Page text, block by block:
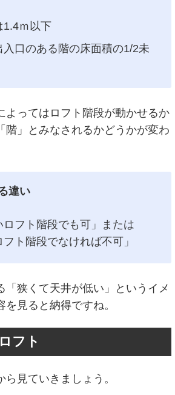
1.4ｍ以下
入口のある階の床面積の1/2未
よってはロフト階段が動かせるか
階」とみなされるかどうかが変わ
違い
ロフト階段でも可」または
フト階段でなければ不可」
「狭くて天井が低い」というイメ
見ると納得ですね。
フト
ら見ていきましょう。